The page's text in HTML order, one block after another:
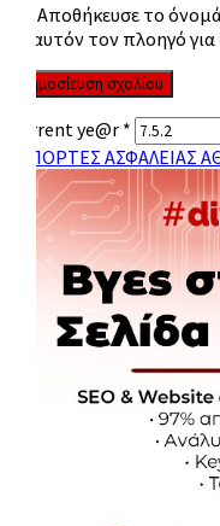
Αποθήκευσε το
σε αυτόν τον πλοηγό
Current ye@r *